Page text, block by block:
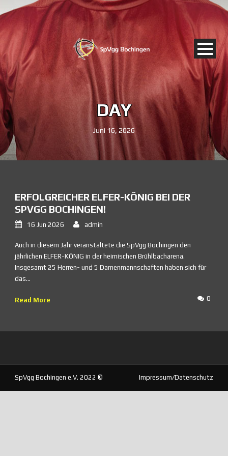
DAY
Juni 16, 2026
ERFOLGREICHER ELFER-KÖNIG BEI DER
SPVGG BOCHINGEN!
16 Jun 2026 admin
Auch in diesem Jahr veranstaltete die SpVgg Bochingen den
jährlichen ELFER-KÖNIG in der heimischen Brühlbacharena.
Insgesamt 25 Herren- und 5 Damenmannschaften haben sich für
das...
Read More 0
SpVgg Bochingen e.V. 2022 © Impressum/Datenschutz